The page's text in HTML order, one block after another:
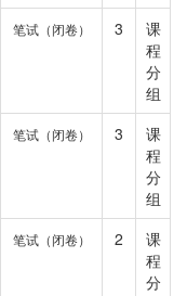
笔试（闭卷） 3
课
程
分
组
笔试（闭卷） 3
课
程
分
组
笔试（闭卷） 2
课
程
分